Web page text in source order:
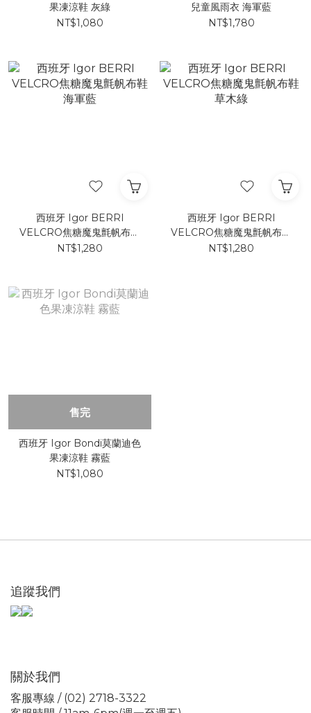
果凍涼鞋 灰綠
NT$1,080
兒童風雨衣 海軍藍
NT$1,780
西班牙 Igor BERRI
VELCRO焦糖魔鬼氈帆布鞋
海軍藍
NT$1,280
西班牙 Igor BERRI
VELCRO焦糖魔鬼氈帆布鞋
草木綠
NT$1,280
售完
西班牙 Igor Bondi莫蘭迪色
果凍涼鞋 霧藍
NT$1,080
追蹤我們
關於我們
客服專線 / (02) 2718-3322